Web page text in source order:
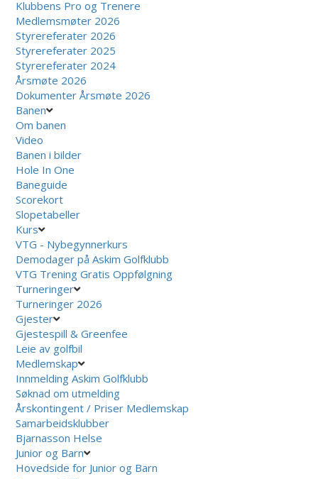
Klubbens Pro og Trenere
Medlemsmøter 2026
Styrereferater 2026
Styrereferater 2025
Styrereferater 2024
Årsmøte 2026
Dokumenter Årsmøte 2026
Banen
Om banen
Video
Banen i bilder
Hole In One
Baneguide
Scorekort
Slopetabeller
Kurs
VTG - Nybegynnerkurs
Demodager på Askim Golfklubb
VTG Trening Gratis Oppfølgning
Turneringer
Turneringer 2026
Gjester
Gjestespill & Greenfee
Leie av golfbil
Medlemskap
Innmelding Askim Golfklubb
Søknad om utmelding
Årskontingent / Priser Medlemskap
Samarbeidsklubber
Bjarnasson Helse
Junior og Barn
Hovedside for Junior og Barn